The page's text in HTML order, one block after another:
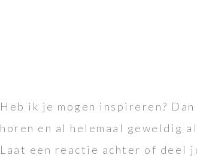
Heb ik je mogen inspireren?
horen en al helemaal geweldig
Laat een reactie achter of deel